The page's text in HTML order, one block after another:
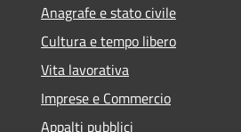
Anagrafe e stato civile
Cultura e tempo libero
Vita lavorativa
Imprese e Commercio
Appalti pubblici